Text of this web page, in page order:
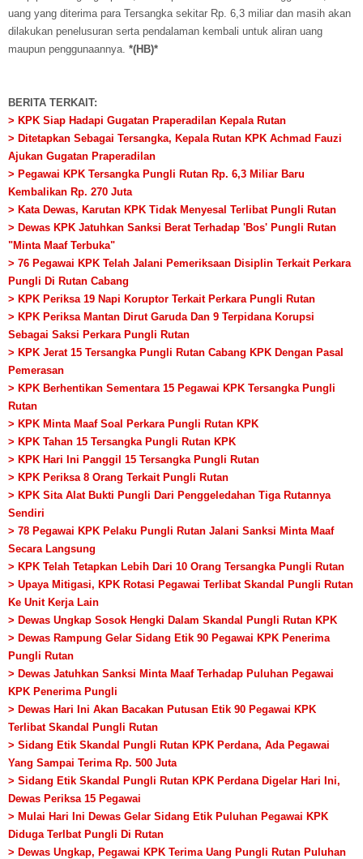
uang yang diterima para Tersangka sekitar Rp. 6,3 miliar dan masih akan
dilakukan penelusuran serta pendalaman kembali untuk aliran uang
maupun penggunaannya. *(HB)*
BERITA TERKAIT:
> KPK Siap Hadapi Gugatan Praperadilan Kepala Rutan
> Ditetapkan Sebagai Tersangka, Kepala Rutan KPK Achmad Fauzi
Ajukan Gugatan Praperadilan
> Pegawai KPK Tersangka Pungli Rutan Rp. 6,3 Miliar Baru
Kembalikan Rp. 270 Juta
> Kata Dewas, Karutan KPK Tidak Menyesal Terlibat Pungli Rutan
> Dewas KPK Jatuhkan Sanksi Berat Terhadap 'Bos' Pungli Rutan
"Minta Maaf Terbuka"
> 76 Pegawai KPK Telah Jalani Pemeriksaan Disiplin Terkait Perkara
Pungli Di Rutan Cabang
> KPK Periksa 19 Napi Koruptor Terkait Perkara Pungli Rutan
> KPK Periksa Mantan Dirut Garuda Dan 9 Terpidana Korupsi
Sebagai Saksi Perkara Pungli Rutan
> KPK Jerat 15 Tersangka Pungli Rutan Cabang KPK Dengan Pasal
Pemerasan
> KPK Berhentikan Sementara 15 Pegawai KPK Tersangka Pungli
Rutan
> KPK Minta Maaf Soal Perkara Pungli Rutan KPK
> KPK Tahan 15 Tersangka Pungli Rutan KPK
> KPK Hari Ini Panggil 15 Tersangka Pungli Rutan
> KPK Periksa 8 Orang Terkait Pungli Rutan
> KPK Sita Alat Bukti Pungli Dari Penggeledahan Tiga Rutannya
Sendiri
> 78 Pegawai KPK Pelaku Pungli Rutan Jalani Sanksi Minta Maaf
Secara Langsung
> KPK Telah Tetapkan Lebih Dari 10 Orang Tersangka Pungli Rutan
> Upaya Mitigasi, KPK Rotasi Pegawai Terlibat Skandal Pungli Rutan
Ke Unit Kerja Lain
> Dewas Ungkap Sosok Hengki Dalam Skandal Pungli Rutan KPK
> Dewas Rampung Gelar Sidang Etik 90 Pegawai KPK Penerima
Pungli Rutan
> Dewas Jatuhkan Sanksi Minta Maaf Terhadap Puluhan Pegawai
KPK Penerima Pungli
> Dewas Hari Ini Akan Bacakan Putusan Etik 90 Pegawai KPK
Terlibat Skandal Pungli Rutan
> Sidang Etik Skandal Pungli Rutan KPK Perdana, Ada Pegawai
Yang Sampai Terima Rp. 500 Juta
> Sidang Etik Skandal Pungli Rutan KPK Perdana Digelar Hari Ini,
Dewas Periksa 15 Pegawai
> Mulai Hari Ini Dewas Gelar Sidang Etik Puluhan Pegawai KPK
Diduga Terlbat Pungli Di Rutan
> Dewas Ungkap, Pegawai KPK Terima Uang Pungli Rutan Puluhan